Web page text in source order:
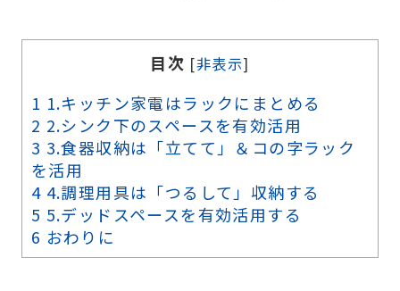
目次 [非表示]
1 1.キッチン家電はラックにまとめる
2 2.シンク下のスペースを有効活用
3 3.食器収納は「立てて」＆コの字ラック
を活用
4 4.調理用具は「つるして」収納する
5 5.デッドスペースを有効活用する
6 おわりに